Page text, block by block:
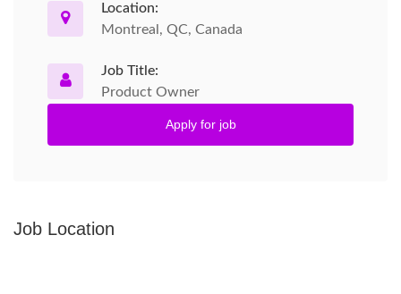
Location:
Montreal, QC, Canada
Job Title:
Product Owner
Apply for job
Job Location